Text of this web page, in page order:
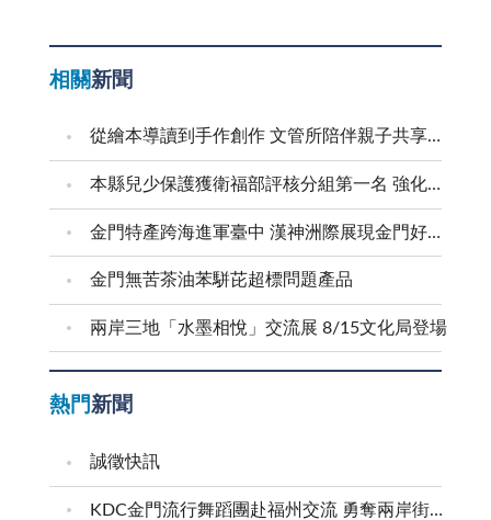
相關新聞
從繪本導讀到手作創作 文管所陪伴親子共享溫馨時光
本縣兒少保護獲衛福部評核分組第一名 強化預防與跨域合作 建構兒少安全成長環境
金門特產跨海進軍臺中 漢神洲際展現金門好滋味
金門無苦茶油苯駢芘超標問題產品
兩岸三地「水墨相悅」交流展 8/15文化局登場
熱門新聞
誠徵快訊
KDC金門流行舞蹈團赴福州交流 勇奪兩岸街舞賽三等獎